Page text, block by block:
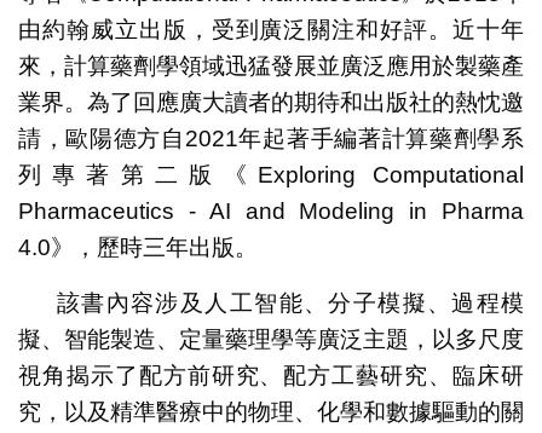
由約翰威立出版，受到廣泛關注和好評。近十年
來，計算藥劑學領域迅猛發展並廣泛應用於製藥產
業界。為了回應廣大讀者的期待和出版社的熱忱邀
請，歐陽德方自2021年起著手編著計算藥劑學系
列專著第二版《Exploring Computational
Pharmaceutics ‐ AI and Modeling in Pharma
4.0》，歷時三年出版。
該書內容涉及人工智能、分子模擬、過程模
擬、智能製造、定量藥理學等廣泛主題，以多尺度
視角揭示了配方前研究、配方工藝研究、臨床研
究，以及精準醫療中的物理、化學和數據驅動的關